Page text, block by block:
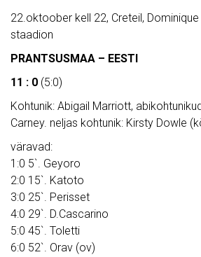
22.oktoober kell 22, Creteil, Dominique
staadion
PRANTSUSMAA – EESTI
11 : 0 (5:0)
Kohtunik: Abigail Marriott,
Carney. neljas kohtunik: Kirsty Dowle
väravad:
1:0 5`. Geyoro
2:0 15`. Katoto
3:0 25`. Perisset
4:0 29`. D.Cascarino
5:0 45`. Toletti
6:0 52`. Orav (ov)